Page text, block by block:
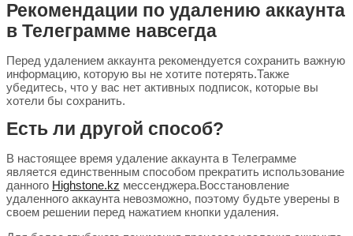
Рекомендации по удалению аккаунта
в Телеграмме навсегда
Перед удалением аккаунта рекомендуется сохранить важную
информацию, которую вы не хотите потерять.Также
убедитесь, что у вас нет активных подписок, которые вы
хотели бы сохранить.
Есть ли другой способ?
В настоящее время удаление аккаунта в Телеграмме
является единственным способом прекратить использование
данного Highstone.kz мессенджера.Восстановление
удаленного аккаунта невозможно, поэтому будьте уверены в
своем решении перед нажатием кнопки удаления.